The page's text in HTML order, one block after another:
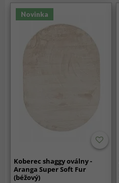
Novinka
Koberec shaggy oválny -
Aranga Super Soft Fur
(béžový)